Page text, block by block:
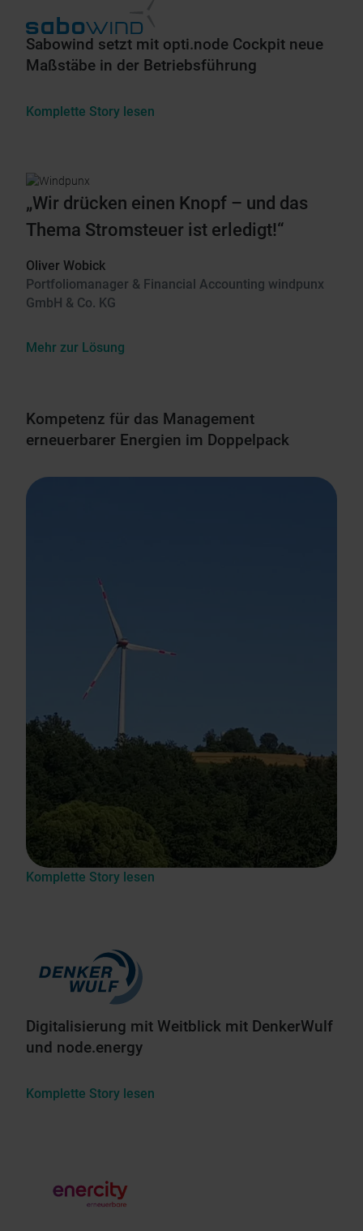
Sabowind setzt mit opti.node Cockpit neue
Maßstäbe in der Betriebsführung
Komplette Story lesen
„Wir drücken einen Knopf – und das
Thema Stromsteuer ist erledigt!“
Oliver Wobick
Portfoliomanager & Financial Accounting windpunx
GmbH & Co. KG
Mehr zur Lösung
Kompetenz für das Management
erneuerbarer Energien im Doppelpack
Komplette Story lesen
Digitalisierung mit Weitblick mit DenkerWulf
und node.energy
Komplette Story lesen